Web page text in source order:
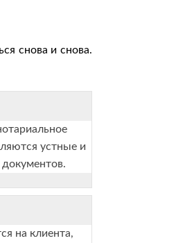
снова и снова.
устные и
на клиента,